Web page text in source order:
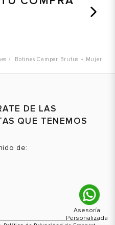
38
39 8.5
Color
Botines Camper Brutus + Mujer
DE LAS
QUE TENEMOS
de: